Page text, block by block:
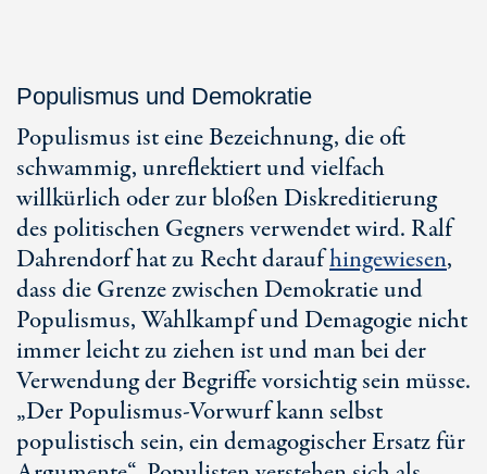
Populismus und Demokratie
Populismus ist eine Bezeichnung, die oft
schwammig, unreflektiert und vielfach
willkürlich oder zur bloßen Diskreditierung
des politischen Gegners verwendet wird. Ralf
Dahrendorf hat zu Recht daraufhingewiesen,
dass die Grenze zwischen Demokratie und
Populismus, Wahlkampf und Demagogie nicht
immer leicht zu ziehen ist und man bei der
Verwendung der Begriffe vorsichtig sein müsse.
„Der Populismus-Vorwurf kann selbst
populistisch sein, ein demagogischer Ersatz für